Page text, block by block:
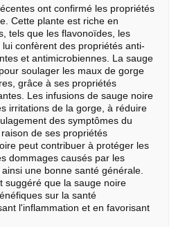
ont confirmé les propriétés
Cette plante est riche en
tels que les flavonoïdes, les
confèrent des propriétés anti-
et antimicrobiennes. La sauge
soulager les maux de gorge
grâce à ses propriétés
Les infusions de sauge noire
irritations de la gorge, à réduire
des symptômes du
de ses propriétés
peut contribuer à protéger les
dommages causés par les
une bonne santé générale.
suggéré que la sauge noire
sur la santé
l'inflammation et en favorisant